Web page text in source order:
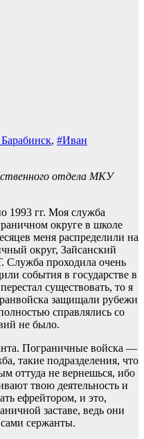
, #Иван
отдела МКУ
1993 гг. Моя служба
округе в школе
меня распределили на
округ, Зайсанский
Служба проходила очень
события в государстве в
существовать, то я
защищали рубежи
справлялись со
не было.
Пограничные войска —
такие подразделения, что
оттуда не вернешься, ибо
твою деятельность и
ефрейтором, и это,
заставе, ведь они
сержанты.